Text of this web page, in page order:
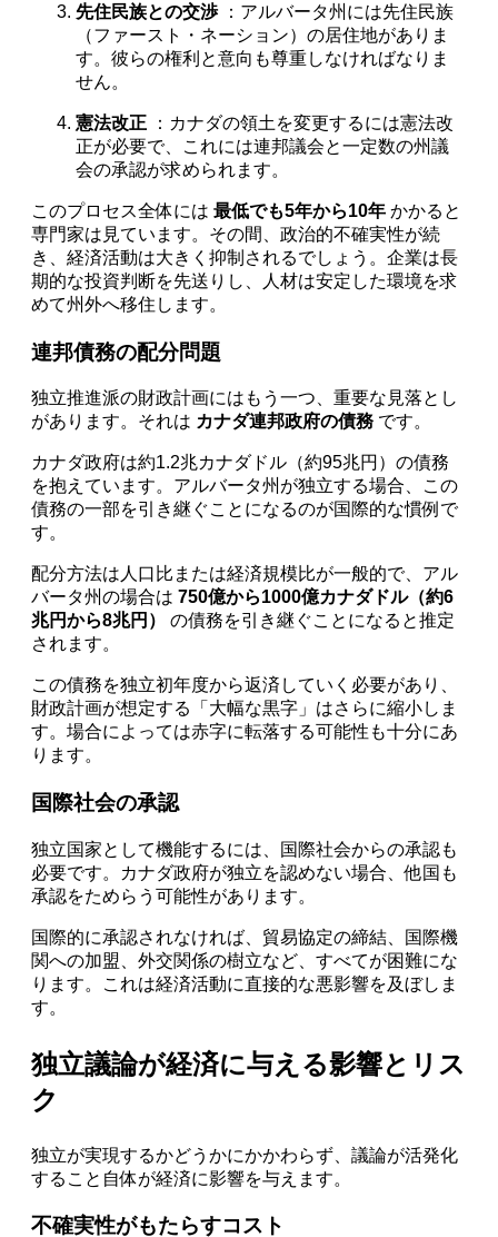
先住民族との交渉：アルバータ州には先住民族
（ファースト・ネーション）の居住地がありま
す。彼らの権利と意向も尊重しなければなりま
せん。
憲法改正 ：カナダの領土を変更するには憲法改
正が必要で、これには連邦議会と一定数の州議
会の承認が求められます。
このプロセス全体には最低でも5年から10年 かかると
専門家は見ています。その間、政治的不確実性が続
き、経済活動は大きく抑制されるでしょう。企業は長
期的な投資判断を先送りし、人材は安定した環境を求
めて州外へ移住します。
連邦債務の配分問題
独立推進派の財政計画にはもう一つ、重要な見落とし
があります。それは カナダ連邦政府の債務 です。
カナダ政府は約1.2兆カナダドル（約95兆円）の債務
を抱えています。アルバータ州が独立する場合、この
債務の一部を引き継ぐことになるのが国際的な慣例で
す。
配分方法は人口比または経済規模比が一般的で、アル
バータ州の場合は750億から1000億カナダドル（約6
兆円から8兆円）
の債務を引き継ぐことになると推定
されます。
この債務を独立初年度から返済していく必要があり、
財政計画が想定する「大幅な黒字」はさらに縮小しま
す。場合によっては赤字に転落する可能性も十分にあ
ります。
国際社会の承認
独立国家として機能するには、国際社会からの承認も
必要です。カナダ政府が独立を認めない場合、他国も
承認をためらう可能性があります。
国際的に承認されなければ、貿易協定の締結、国際機
関への加盟、外交関係の樹立など、すべてが困難にな
ります。これは経済活動に直接的な悪影響を及ぼしま
す。
独立議論が経済に与える影響とリス
ク
独立が実現するかどうかにかかわらず、議論が活発化
すること自体が経済に影響を与えます。
不確実性がもたらすコスト